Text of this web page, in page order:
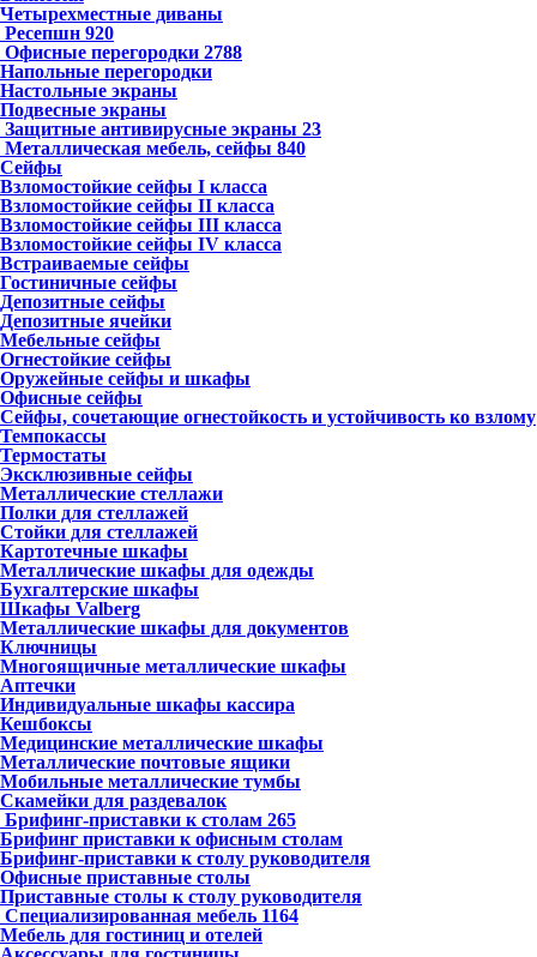
Четырехместные диваны
Ресепшн 920
Офисные перегородки 2788
Напольные перегородки
Настольные экраны
Подвесные экраны
Защитные антивирусные экраны 23
Металлическая мебель, сейфы 840
Сейфы
Взломостойкие сейфы I класса
Взломостойкие сейфы II класса
Взломостойкие сейфы III класса
Взломостойкие сейфы IV класса
Встраиваемые сейфы
Гостиничные сейфы
Депозитные сейфы
Депозитные ячейки
Мебельные сейфы
Огнестойкие сейфы
Оружейные сейфы и шкафы
Офисные сейфы
Сейфы, сочетающие огнестойкость и устойчивость ко взлому
Темпокассы
Термостаты
Эксклюзивные сейфы
Металлические стеллажи
Полки для стеллажей
Стойки для стеллажей
Картотечные шкафы
Металлические шкафы для одежды
Бухгалтерские шкафы
Шкафы Valberg
Металлические шкафы для документов
Ключницы
Многоящичные металлические шкафы
Аптечки
Индивидуальные шкафы кассира
Кешбоксы
Медицинские металлические шкафы
Металлические почтовые ящики
Мобильные металлические тумбы
Скамейки для раздевалок
Брифинг-приставки к столам 265
Брифинг приставки к офисным столам
Брифинг-приставки к столу руководителя
Офисные приставные столы
Приставные столы к столу руководителя
Специализированная мебель 1164
Мебель для гостиниц и отелей